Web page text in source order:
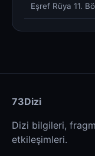
Eşref Rüya 11.
73Dizi
Dizi bilgileri,
etkileşimleri.